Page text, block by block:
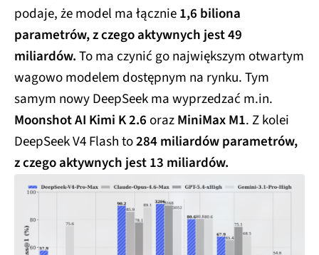
podaje, że model ma łącznie1,6 biliona
parametrów, z czego aktywnych jest 49
miliardów.To ma czynić go największym otwartym
wagowo modelem dostępnym na rynku. Tym
samym nowy DeepSeek ma wyprzedzać m.in.
Moonshot AI Kimi K 2.6orazMiniMax M1. Z kolei
DeepSeek V4 Flash to284 miliardów parametrów,
z czego aktywnych jest 13 miliardów.